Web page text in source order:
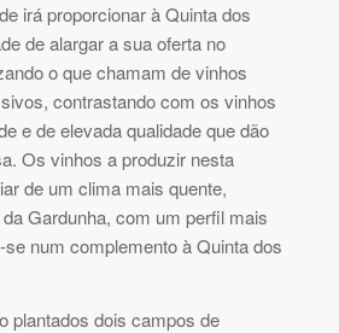
irá proporcionar à Quinta dos
de alargar a sua oferta no
o que chamam de vinhos
contrastando com os vinhos
e de elevada qualidade que dão
Os vinhos a produzir nesta
de um clima mais quente,
Gardunha, com um perfil mais
num complemento à Quinta dos
plantados dois campos de